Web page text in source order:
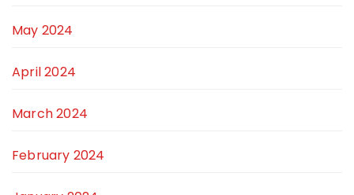
May 2024
April 2024
March 2024
February 2024